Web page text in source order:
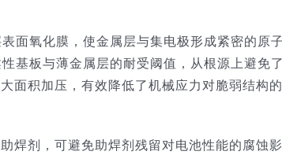
面氧化膜，使金属层与集电极形成紧密的原
基板与薄金属层的耐受阈值，从根源上避免
面积加压，有效降低了机械应力对脆弱结构
焊剂，可避免助焊剂残留对电池性能的腐蚀影